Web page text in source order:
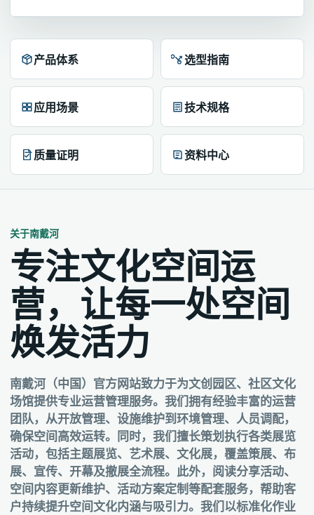
产品体系 选型指南
应用场景 技术规格
质量证明 资料中心
关于南戴河
专注文化空间运
营，让每一处空间
焕发活力
南戴河（中国）官方网站致力于为文创园区、社区文化
场馆提供专业运营管理服务。我们拥有经验丰富的运营
团队，从开放管理、设施维护到环境管理、人员调配，
确保空间高效运转。同时，我们擅长策划执行各类展览
活动，包括主题展览、艺术展、文化展，覆盖策展、布
展、宣传、开幕及撤展全流程。此外，阅读分享活动、
空间内容更新维护、活动方案定制等配套服务，帮助客
户持续提升空间文化内涵与吸引力。我们以标准化作业